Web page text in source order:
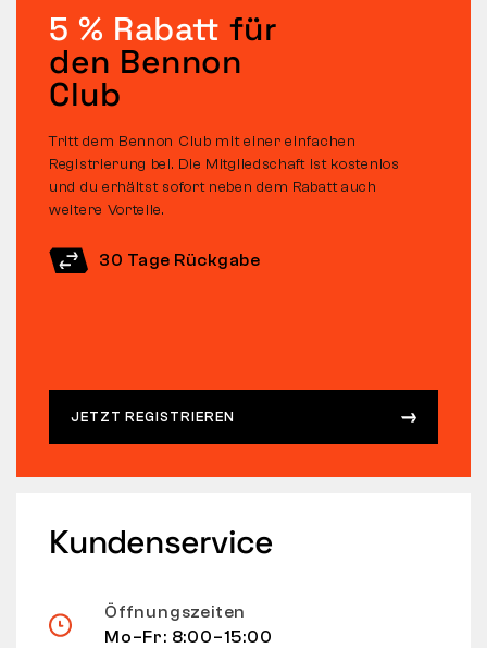
5 % Rabatt für
den Bennon
Club
Tritt dem Bennon Club mit einer einfachen
Registrierung bei. Die Mitgliedschaft ist kostenlos
und du erhältst sofort neben dem Rabatt auch
weitere Vorteile.
30 Tage Rückgabe
JETZT REGISTRIEREN
Kundenservice
Öffnungszeiten
Mo–Fr: 8:00–15:00